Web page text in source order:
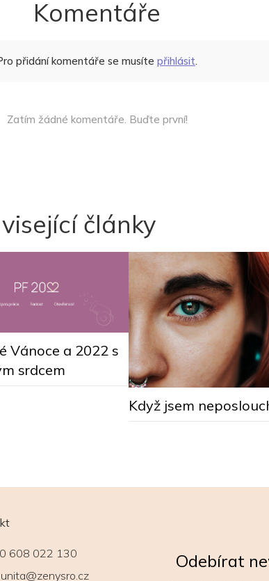
Komentáře
přidání komentáře se musíte přihlásit.
Zatím žádné komentáře. Buďte první!
články
Vánoce a 2022 s
srdcem
Když jsem
608 022 130
Odebírat